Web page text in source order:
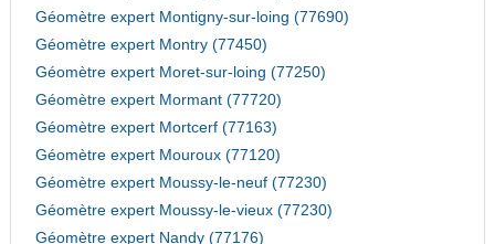
Géomètre expert Montigny-sur-loing (77690)
Géomètre expert Montry (77450)
Géomètre expert Moret-sur-loing (77250)
Géomètre expert Mormant (77720)
Géomètre expert Mortcerf (77163)
Géomètre expert Mouroux (77120)
Géomètre expert Moussy-le-neuf (77230)
Géomètre expert Moussy-le-vieux (77230)
Géomètre expert Nandy (77176)